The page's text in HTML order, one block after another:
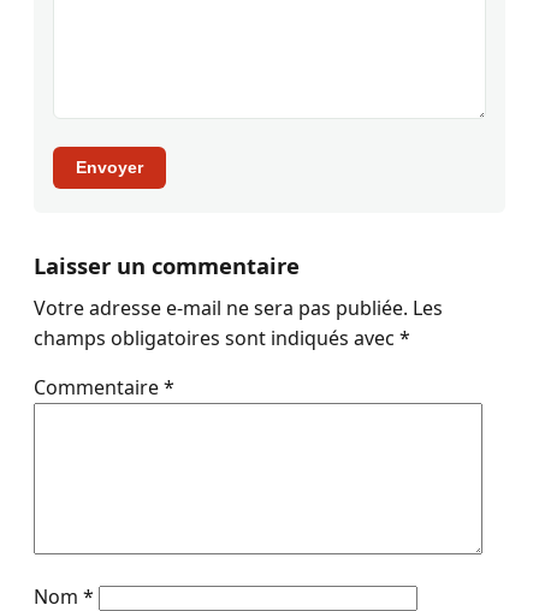
Envoyer
Laisser un commentaire
Votre adresse e-mail ne sera pas publiée. Les
champs obligatoires sont indiqués avec *
Commentaire*
Nom *